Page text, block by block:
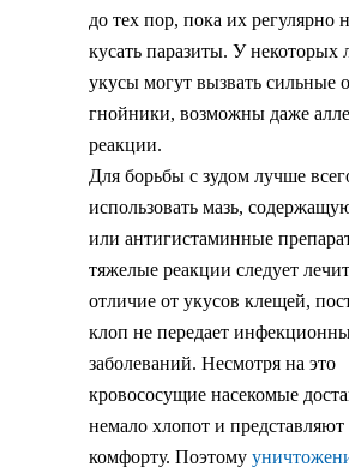
до тех пор, пока их регулярно
кусать паразиты. У некоторых
укусы могут вызвать сильные
гнойники, возможны даже
реакции.
Для борьбы с зудом лучше
использовать мазь,
или антигистаминные
тяжелые реакции следует
отличие от укусов клещей,
клоп не передает
заболеваний. Несмотря на это
кровососущие насекомые
немало хлопот и представляют
комфорту. Поэтому